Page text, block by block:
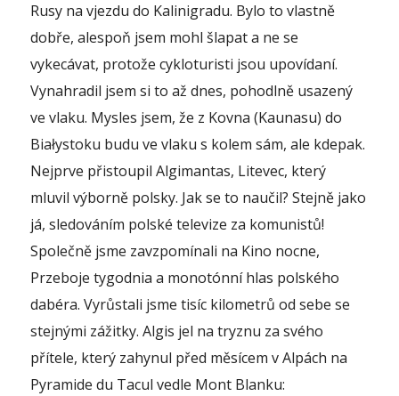
Rusy na vjezdu do Kalinigradu. Bylo to vlastně
dobře, alespoň jsem mohl šlapat a ne se
vykecávat, protože cykloturisti jsou upovídaní.
Vynahradil jsem si to až dnes, pohodlně usazený
ve vlaku. Mysles jsem, že z Kovna (Kaunasu) do
Białystoku budu ve vlaku s kolem sám, ale kdepak.
Nejprve přistoupil Algimantas, Litevec, který
mluvil výborně polsky. Jak se to naučil? Stejně jako
já, sledováním polské televize za komunistů!
Společně jsme zavzpomínali na Kino nocne,
Przeboje tygodnia a monotónní hlas polského
dabéra. Vyrůstali jsme tisíc kilometrů od sebe se
stejnými zážitky. Algis jel na tryznu za svého
přítele, který zahynul před měsícem v Alpách na
Pyramide du Tacul vedle Mont Blanku: